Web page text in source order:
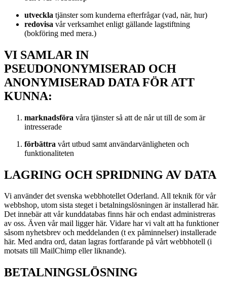
utveckla tjänster som kunderna efterfrågar (vad, när, hur)
redovisa vår verksamhet enligt gällande lagstiftning
(bokföring med mera.)
VI SAMLAR IN
PSEUDONONYMISERAD OCH
ANONYMISERAD DATA FÖR ATT
KUNNA:
marknadsföra våra tjänster så att de når ut till de som är
intresserade
förbättra vårt utbud samt användarvänligheten och
funktionaliteten
LAGRING OCH SPRIDNING AV DATA
Vi använder det svenska webbhotellet Oderland. All teknik för vår
webbshop, utom sista steget i betalningslösningen är installerad här.
Det innebär att vår kunddatabas finns här och endast administreras
av oss. Även vår mail ligger här. Vidare har vi valt att ha funktioner
såsom nyhetsbrev och meddelanden (t ex påminnelser) installerade
här. Med andra ord, datan lagras fortfarande på vårt webbhotell (i
motsats till MailChimp eller liknande).
BETALNINGSLÖSNING